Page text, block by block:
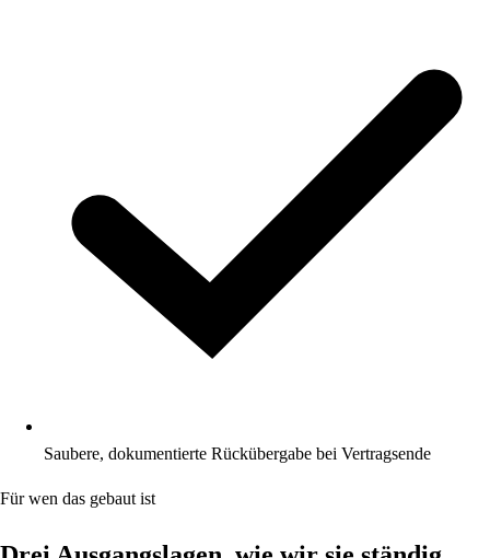
Saubere, dokumentierte Rückübergabe bei Vertragsende
Für wen das gebaut ist